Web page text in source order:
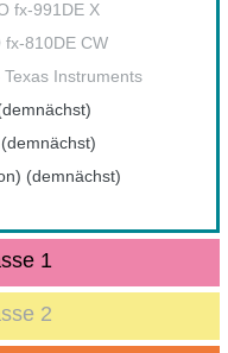
fx-991DE X
fx-810DE CW
Instruments
(demnächst)
1
2